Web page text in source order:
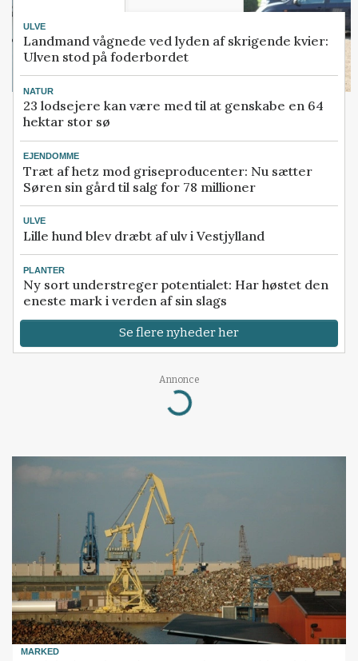
ULVE
Landmand vågnede ved lyden af skrigende kvier:
Ulven stod på foderbordet
NATUR
23 lodsejere kan være med til at genskabe en 64
hektar stor sø
EJENDOMME
Træt af hetz mod griseproducenter: Nu sætter
Søren sin gård til salg for 78 millioner
ULVE
Lille hund blev dræbt af ulv i Vestjylland
PLANTER
Ny sort understreger potentialet: Har høstet den
eneste mark i verden af sin slags
Se flere nyheder her
Annonce
Loading...
MARKED